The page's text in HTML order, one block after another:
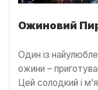
Ожиновий
Один із
ожини –
Цей солодкий і